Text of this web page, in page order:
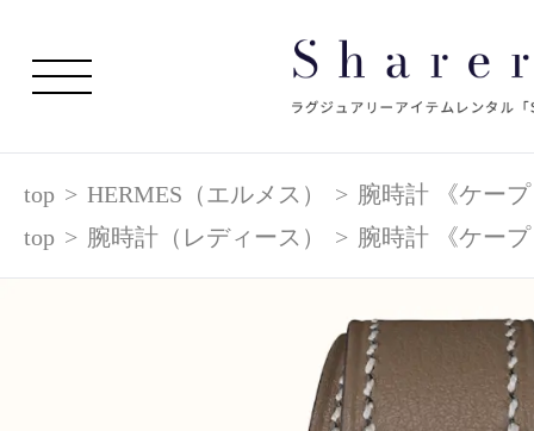
top > HERMES（エルメス） > 腕時計 《ケー
top > 腕時計（レディース） > 腕時計 《ケー